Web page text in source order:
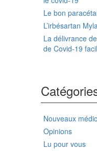
Le bon
L’irbésartan
La délivrance
de Covid-19
Nouveaux
Opinions
Lu pour vous